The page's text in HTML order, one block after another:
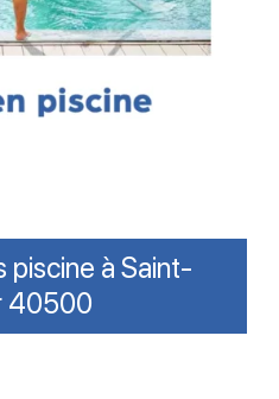
piscine à Saint-
40500